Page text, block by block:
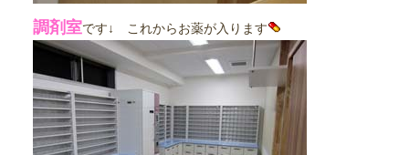
調剤室です↓ これからお薬が入ります